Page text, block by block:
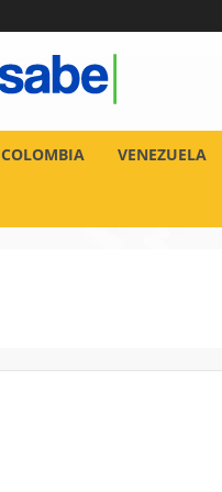
COLOMBIA VENEZUELA